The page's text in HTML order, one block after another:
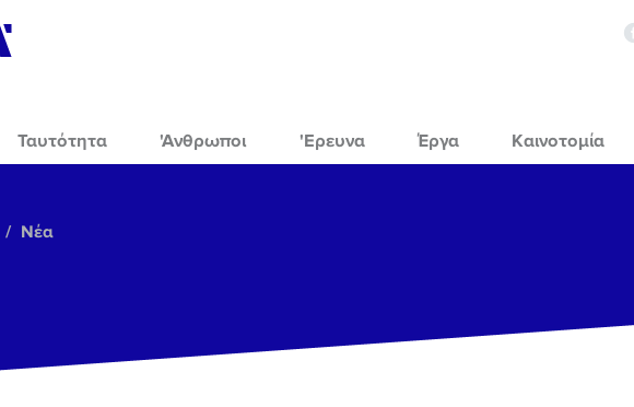
Ταυτότητα 'Ανθρωποι 'Ερευνα Έργα Καινοτομία
Νέα